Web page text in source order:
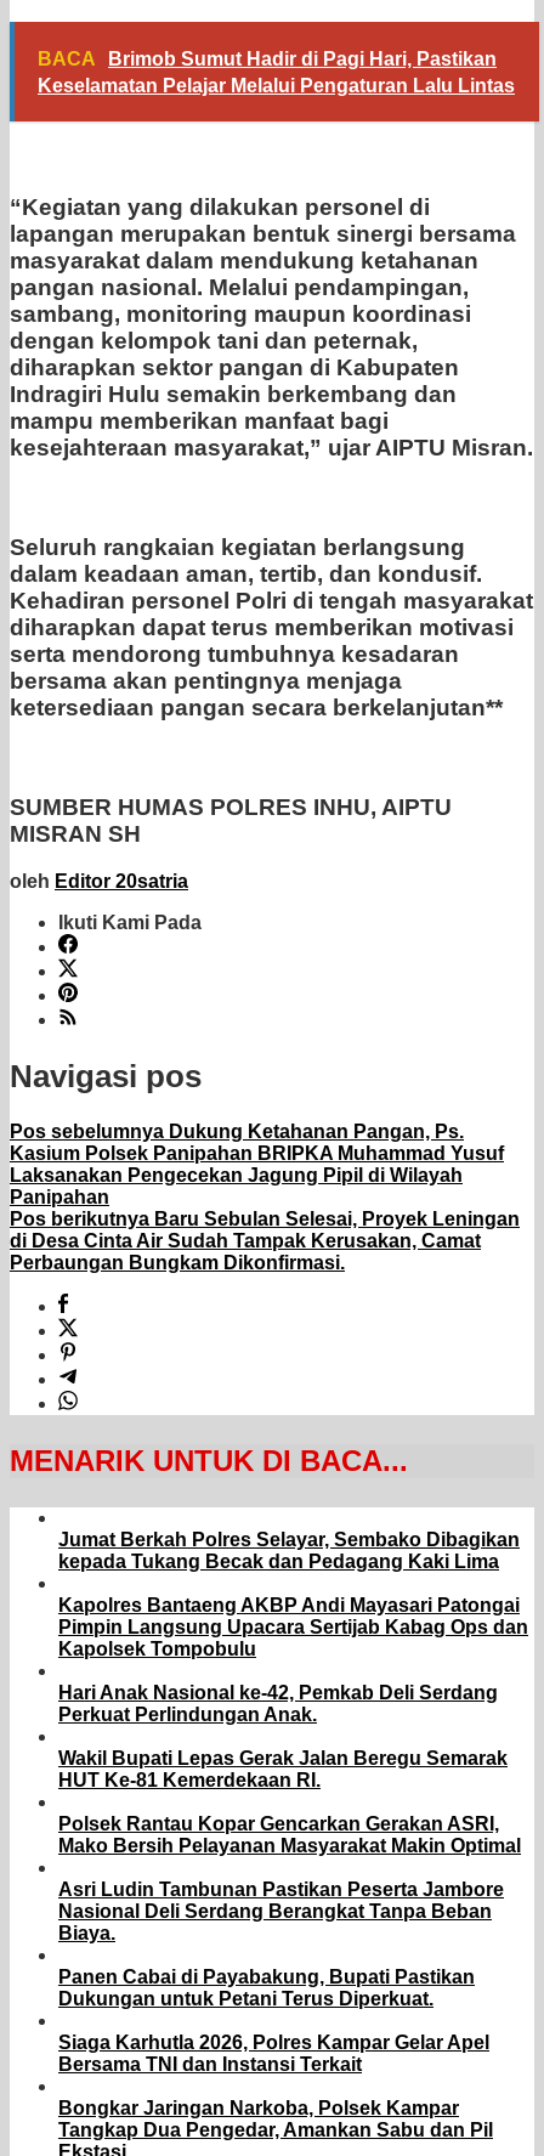
BACA
Brimob Sumut Hadir di Pagi Hari, Pastikan
Keselamatan Pelajar Melalui Pengaturan Lalu Lintas
“Kegiatan yang dilakukan personel di
lapangan merupakan bentuk sinergi bersama
masyarakat dalam mendukung ketahanan
pangan nasional. Melalui pendampingan,
sambang, monitoring maupun koordinasi
dengan kelompok tani dan peternak,
diharapkan sektor pangan di Kabupaten
Indragiri Hulu semakin berkembang dan
mampu memberikan manfaat bagi
kesejahteraan masyarakat,” ujar AIPTU Misran.
Seluruh rangkaian kegiatan berlangsung
dalam keadaan aman, tertib, dan kondusif.
Kehadiran personel Polri di tengah masyarakat
diharapkan dapat terus memberikan motivasi
serta mendorong tumbuhnya kesadaran
bersama akan pentingnya menjaga
ketersediaan pangan secara berkelanjutan**
SUMBER HUMAS POLRES INHU, AIPTU
MISRAN SH
oleh Editor 20satria
Ikuti Kami Pada
Navigasi pos
Pos sebelumnya Dukung Ketahanan Pangan, Ps.
Kasium Polsek Panipahan BRIPKA Muhammad Yusuf
Laksanakan Pengecekan Jagung Pipil di Wilayah
Panipahan
Pos berikutnya Baru Sebulan Selesai, Proyek Leningan
di Desa Cinta Air Sudah Tampak Kerusakan, Camat
Perbaungan Bungkam Dikonfirmasi.
MENARIK UNTUK DI BACA...
Jumat Berkah Polres Selayar, Sembako Dibagikan
kepada Tukang Becak dan Pedagang Kaki Lima
Kapolres Bantaeng AKBP Andi Mayasari Patongai
Pimpin Langsung Upacara Sertijab Kabag Ops dan
Kapolsek Tompobulu
Hari Anak Nasional ke-42, Pemkab Deli Serdang
Perkuat Perlindungan Anak.
Wakil Bupati Lepas Gerak Jalan Beregu Semarak
HUT Ke-81 Kemerdekaan RI.
Polsek Rantau Kopar Gencarkan Gerakan ASRI,
Mako Bersih Pelayanan Masyarakat Makin Optimal
Asri Ludin Tambunan Pastikan Peserta Jambore
Nasional Deli Serdang Berangkat Tanpa Beban
Biaya.
Panen Cabai di Payabakung, Bupati Pastikan
Dukungan untuk Petani Terus Diperkuat.
Siaga Karhutla 2026, Polres Kampar Gelar Apel
Bersama TNI dan Instansi Terkait
Bongkar Jaringan Narkoba, Polsek Kampar
Tangkap Dua Pengedar, Amankan Sabu dan Pil